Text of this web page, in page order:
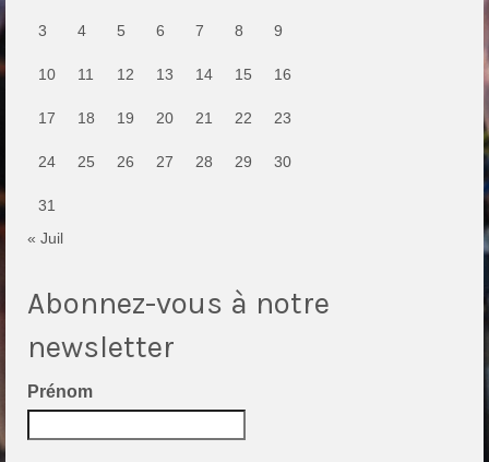
3 4 5 6 7 8 9
10 11 12 13 14 15 16
17 18 19 20 21 22 23
24 25 26 27 28 29 30
31
« Juil
Abonnez-vous à notre
newsletter
Prénom